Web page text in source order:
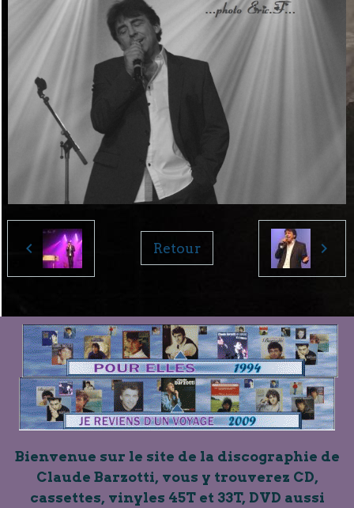
Retour
Bienvenue sur le site de la discographie de
Claude Barzotti, vous y trouverez CD,
cassettes, vinyles 45T et 33T, DVD aussi